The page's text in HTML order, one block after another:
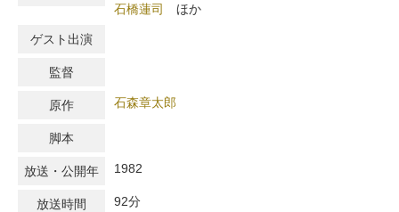
石橋蓮司
ほか
ゲスト出演
監督
原作 石森章太郎
脚本
放送・公開年 1982
放送時間 92分